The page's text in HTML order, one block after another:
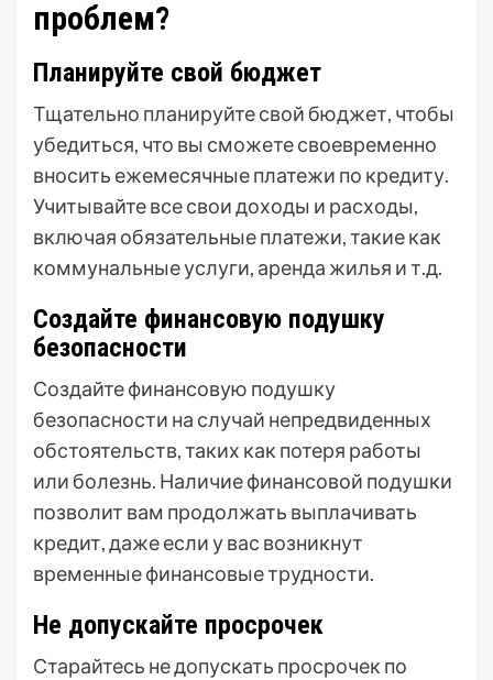
проблем?
Планируйте свой бюджет
Тщательно планируйте свой бюджет, чтобы
убедиться, что вы сможете своевременно
вносить ежемесячные платежи по кредиту.
Учитывайте все свои доходы и расходы,
включая обязательные платежи, такие как
коммунальные услуги, аренда жилья и т.д.
Создайте финансовую подушку
безопасности
Создайте финансовую подушку
безопасности на случай непредвиденных
обстоятельств, таких как потеря работы
или болезнь. Наличие финансовой подушки
позволит вам продолжать выплачивать
кредит, даже если у вас возникнут
временные финансовые трудности.
Не допускайте просрочек
Старайтесь не допускать просрочек по